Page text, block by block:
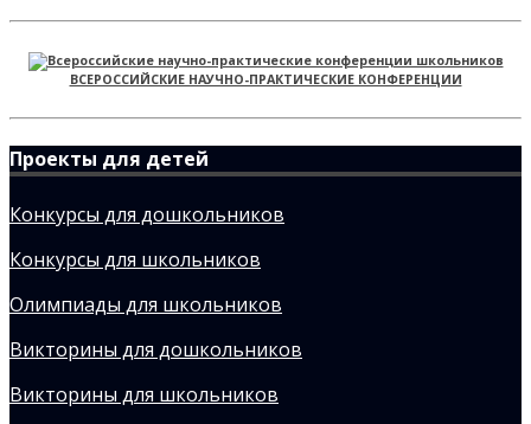
ВСЕРОССИЙСКИЕ НАУЧНО-ПРАКТИЧЕСКИЕ КОНФЕРЕНЦИИ
Проекты для детей
Конкурсы для дошкольников
Конкурсы для школьников
Олимпиады для школьников
Викторины для дошкольников
Викторины для школьников